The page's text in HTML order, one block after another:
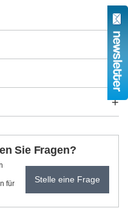
Sie Fragen?
für
Stelle eine Frage